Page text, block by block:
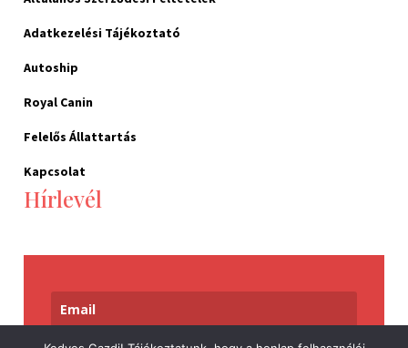
Adatkezelési Tájékoztató
Autoship
Royal Canin
Felelős Állattartás
Kapcsolat
Hírlevél